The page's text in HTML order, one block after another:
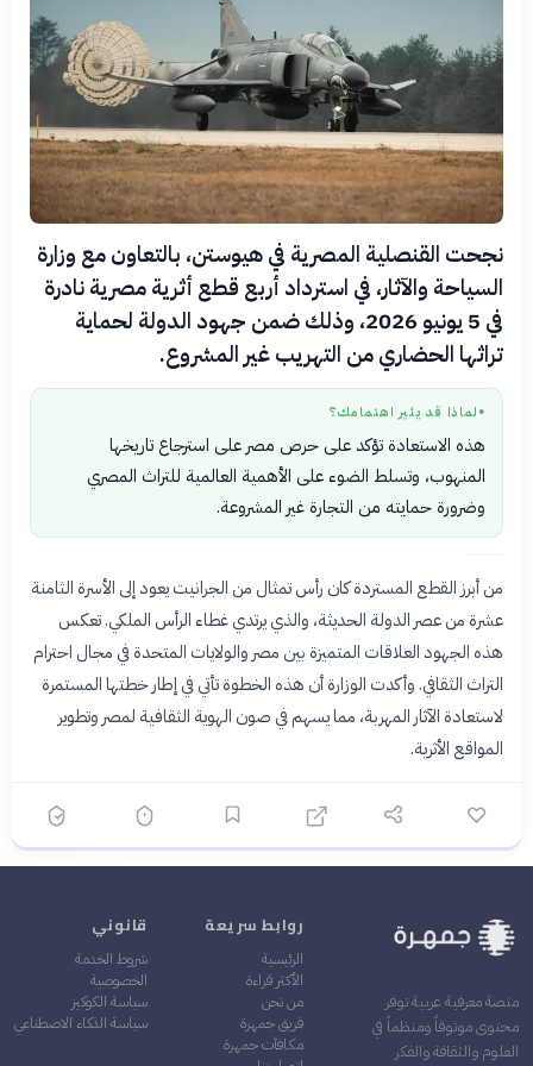
نجحت القنصلية المصرية في هيوستن، بالتعاون مع وزارة
السياحة والآثار، في استرداد أربع قطع أثرية مصرية نادرة
في 5 يونيو 2026، وذلك ضمن جهود الدولة لحماية
تراثها الحضاري من التهريب غير المشروع.
● لماذا قد يثير اهتمامك؟
هذه الاستعادة تؤكد على حرص مصر على استرجاع تاريخها
المنهوب، وتسلط الضوء على الأهمية العالمية للتراث المصري
وضرورة حمايته من التجارة غير المشروعة.
من أبرز القطع المستردة كان رأس تمثال من الجرانيت يعود إلى الأسرة الثامنة
عشرة من عصر الدولة الحديثة، والذي يرتدي غطاء الرأس الملكي. تعكس
هذه الجهود العلاقات المتميزة بين مصر والولايات المتحدة في مجال احترام
التراث الثقافي. وأكدت الوزارة أن هذه الخطوة تأتي في إطار خطتها المستمرة
لاستعادة الآثار المهربة، مما يسهم في صون الهوية الثقافية لمصر وتطوير
المواقع الأثرية.
منصة معرفية عربية توفر
محتوى موثوقاً ومنظماً في
العلوم والثقافة والفكر
روابط سريعة
الرئيسية
الأكثر قراءة
من نحن
فريق جمهرة
مكافآت جمهرة
قانوني
شروط الخدمة
الخصوصية
سياسة الكوكيز
سياسة الذكاء الاصطناعي